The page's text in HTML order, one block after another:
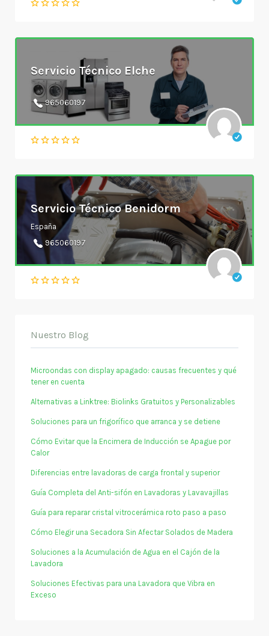
Servicio Técnico Elche
965060197
Servicio Técnico Benidorm
España
965060197
Nuestro Blog
Microondas con display apagado: causas frecuentes y qué
tener en cuenta
Alternativas a Linktree: Biolinks Gratuitos y Personalizables
Soluciones para un frigorífico que arranca y se detiene
Cómo Evitar que la Encimera de Inducción se Apague por
Calor
Diferencias entre lavadoras de carga frontal y superior
Guía Completa del Anti-sifón en Lavadoras y Lavavajillas
Guía para reparar cristal vitrocerámica roto paso a paso
Cómo Elegir una Secadora Sin Afectar Solados de Madera
Soluciones a la Acumulación de Agua en el Cajón de la
Lavadora
Soluciones Efectivas para una Lavadora que Vibra en
Exceso